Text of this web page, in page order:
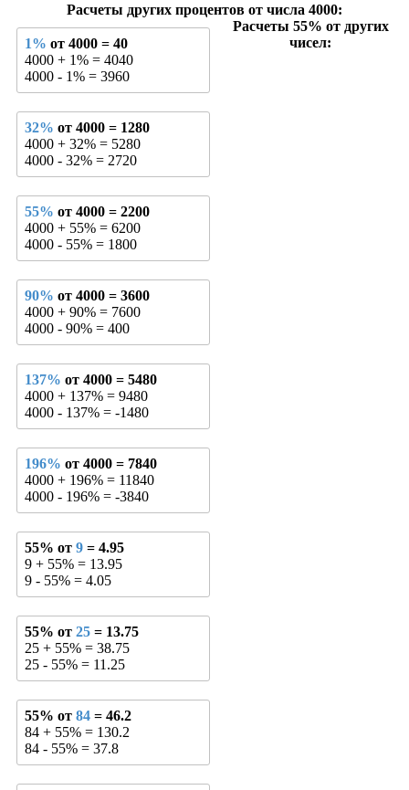
Расчеты других процентов от числа 4000:
1% от 4000 = 40
4000 + 1% = 4040
4000 - 1% = 3960
32% от 4000 = 1280
4000 + 32% = 5280
4000 - 32% = 2720
55% от 4000 = 2200
4000 + 55% = 6200
4000 - 55% = 1800
90% от 4000 = 3600
4000 + 90% = 7600
4000 - 90% = 400
137% от 4000 = 5480
4000 + 137% = 9480
4000 - 137% = -1480
196% от 4000 = 7840
4000 + 196% = 11840
4000 - 196% = -3840
Расчеты 55% от других
чисел:
55% от 9 = 4.95
9 + 55% = 13.95
9 - 55% = 4.05
55% от 25 = 13.75
25 + 55% = 38.75
25 - 55% = 11.25
55% от 84 = 46.2
84 + 55% = 130.2
84 - 55% = 37.8